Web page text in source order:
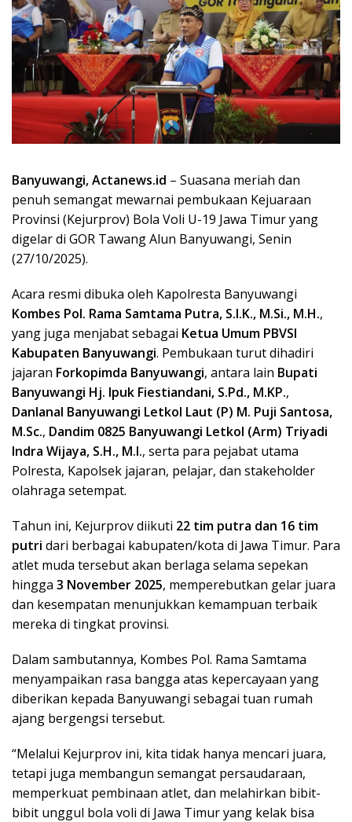
Banyuwangi, Actanews.id – Suasana meriah dan
penuh semangat mewarnai pembukaan Kejuaraan
Provinsi (Kejurprov) Bola Voli U-19 Jawa Timur yang
digelar di GOR Tawang Alun Banyuwangi, Senin
(27/10/2025).
Acara resmi dibuka oleh Kapolresta Banyuwangi
Kombes Pol. Rama Samtama Putra, S.I.K., M.Si., M.H.,
yang juga menjabat sebagai Ketua Umum PBVSI
Kabupaten Banyuwangi. Pembukaan turut dihadiri
jajaran Forkopimda Banyuwangi, antara lain Bupati
Banyuwangi Hj. Ipuk Fiestiandani, S.Pd., M.KP.,
Danlanal Banyuwangi Letkol Laut (P) M. Puji Santosa,
M.Sc., Dandim 0825 Banyuwangi Letkol (Arm) Triyadi
Indra Wijaya, S.H., M.I., serta para pejabat utama
Polresta, Kapolsek jajaran, pelajar, dan stakeholder
olahraga setempat.
Tahun ini, Kejurprov diikuti 22 tim putra dan 16 tim
putri dari berbagai kabupaten/kota di Jawa Timur. Para
atlet muda tersebut akan berlaga selama sepekan
hingga 3 November 2025, memperebutkan gelar juara
dan kesempatan menunjukkan kemampuan terbaik
mereka di tingkat provinsi.
Dalam sambutannya, Kombes Pol. Rama Samtama
menyampaikan rasa bangga atas kepercayaan yang
diberikan kepada Banyuwangi sebagai tuan rumah
ajang bergengsi tersebut.
“Melalui Kejurprov ini, kita tidak hanya mencari juara,
tetapi juga membangun semangat persaudaraan,
memperkuat pembinaan atlet, dan melahirkan bibit-
bibit unggul bola voli di Jawa Timur yang kelak bisa